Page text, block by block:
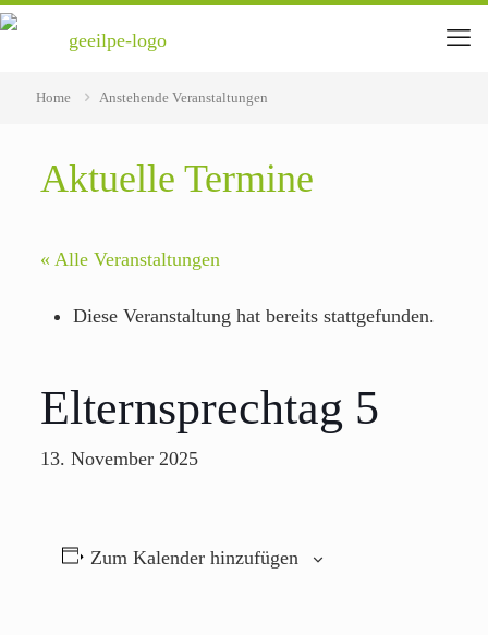
Home Anstehende Veranstaltungen
Aktuelle Termine
« Alle Veranstaltungen
Diese Veranstaltung hat bereits stattgefunden.
Elternsprechtag 5
13. November 2025
Zum Kalender hinzufügen